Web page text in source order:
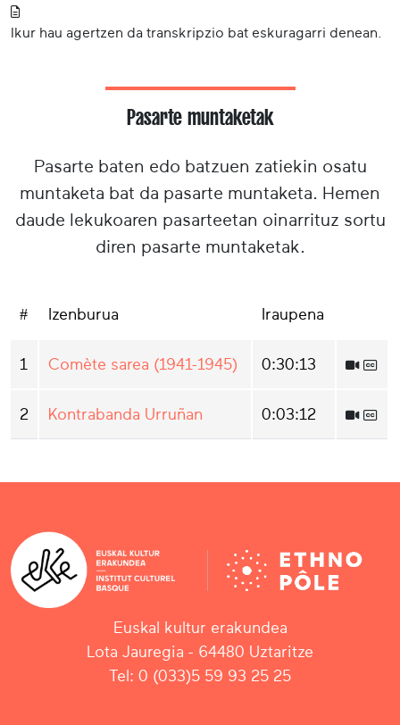
Ikur hau agertzen da transkripzio bat eskuragarri denean.
Pasarte muntaketak
Pasarte baten edo batzuen zatiekin osatu
muntaketa bat da pasarte muntaketa. Hemen
daude lekukoaren pasarteetan oinarrituz sortu
diren pasarte muntaketak.
# Izenburua Iraupena
1 Comète sarea (1941-1945) 0:30:13
2 Kontrabanda Urruñan 0:03:12
Euskal kultur erakundea
Lota Jauregia - 64480 Uztaritze
Tel: 0 (033)5 59 93 25 25